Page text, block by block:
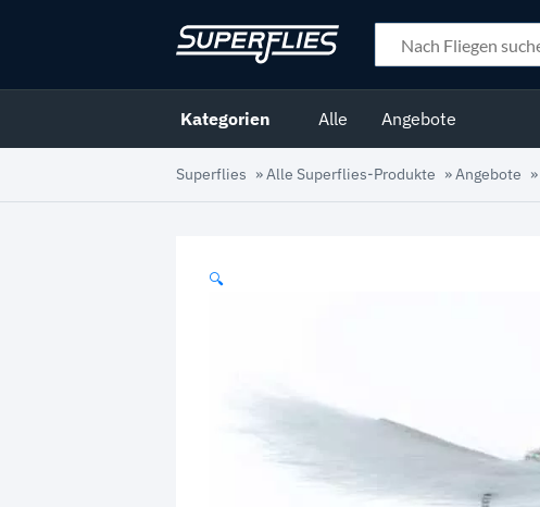
Kategorien Alle Angebote
Superflies »Alle Superflies-Produkte »Angebote »
🔍